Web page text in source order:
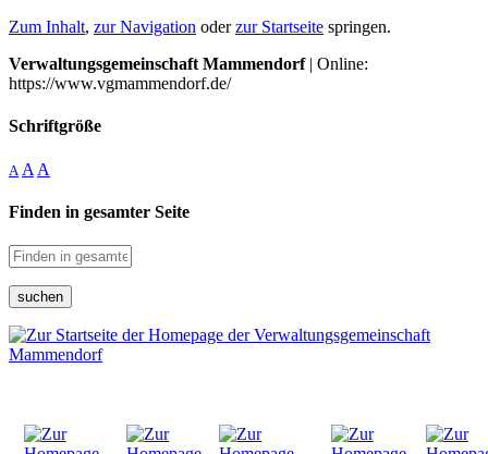
Zum Inhalt, zur Navigation oderzur Startseite springen.
Verwaltungsgemeinschaft Mammendorf| Online:
https://www.vgmammendorf.de/
Schriftgröße
A A A
Finden in gesamter Seite
suchen